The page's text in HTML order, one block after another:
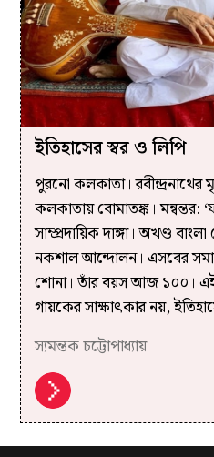
ইতিহাসের স্বর ও লিপি
পুরনো কলকাতা। রবীন্দ্রনাথের
কলকাতায় বোমাতঙ্ক। মন্বন্তর:
সাম্প্রদায়িক দাঙ্গা। অখণ্ড
নকশাল আন্দোলন। এসবের
শোনা। তাঁর বয়স আজ ১০০।
গায়কের সাক্ষাৎকার নয়,
স্যমন্তক চট্টোপাধ্যায়